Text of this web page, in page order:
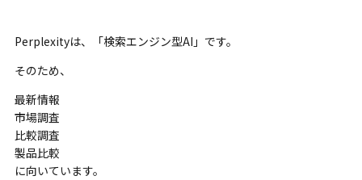
Perplexityは、「検索エンジン型AI」です。
そのため、
最新情報
市場調査
比較調査
製品比較
に向いています。